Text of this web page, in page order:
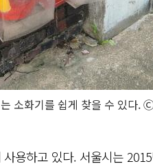
소화기를 쉽게 찾을 수 있다.
용하고 있다. 서울시는